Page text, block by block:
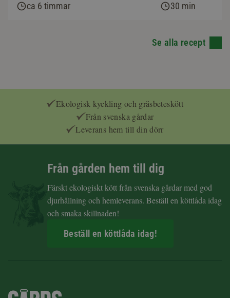
ca 6 timmar 30 min
Se alla recept
Ekologisk kyckling och gräsbeteskött
Från svenska gårdar
Leverans hem till din dörr
Från gården hem till dig
Färskt ekologiskt kött från svenska gårdar med god
djurhållning och hemleverans. Beställ en köttlåda idag
och smaka skillnaden!
Beställ en köttlåda idag!